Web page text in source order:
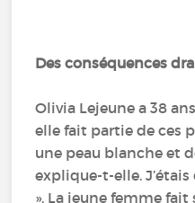
Des conséquences
Olivia Lejeune a 38
elle fait partie de ces
une peau blanche et
explique-t-elle.
». La jeune femme